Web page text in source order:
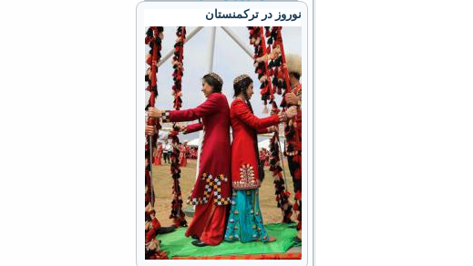
نوروز در ترکمنستان